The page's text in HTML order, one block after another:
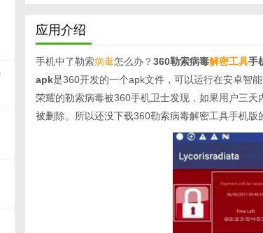
应用介绍
手机中了勒索病毒怎么办？360勒索病毒解密工具手
apk是360开发的一个apk文件，可以运行在安卓智
荣耀的勒索病毒被360手机卫士发现，如果用户三
被删除。所以还没下载360勒索病毒解密工具手机版